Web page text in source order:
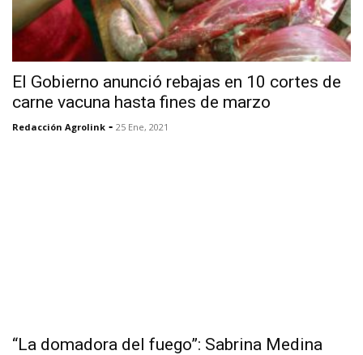
El Gobierno anunció rebajas en 10 cortes de
carne vacuna hasta fines de marzo
Redacción Agrolink - 25 Ene, 2021
“La domadora del fuego”: Sabrina Medina